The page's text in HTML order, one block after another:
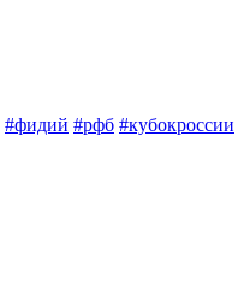
#фидий #рфб #кубокроссии